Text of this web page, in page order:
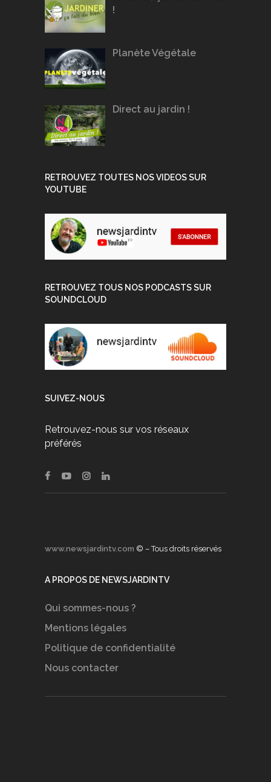
!
Planète Végétale
Direct au jardin !
RETROUVEZ TOUTES NOS VIDEOS SUR
YOUTUBE
RETROUVEZ TOUS NOS PODCASTS SUR
SOUNDCLOUD
SUIVEZ-NOUS
Retrouvez-nous sur vos réseaux
préférés
www.newsjardintv.com © – Tous droits réservés
A PROPOS DE NEWSJARDINTV
Qui sommes-nous ?
Mentions légales
Politique de confidentialité
Nous contacter